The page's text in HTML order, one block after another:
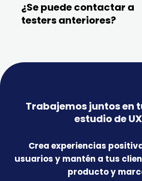
¿Se puede contactar a
testers anteriores?
Trabajemos juntos en
estudio de UX
Crea experiencias
usuarios y mantén a tus
producto y